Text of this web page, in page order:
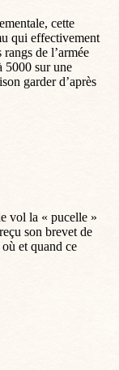
cette
qui effectivement
de l’armée
5000 sur une
garder d’après
vol la « pucelle »
son brevet de
et quand ce